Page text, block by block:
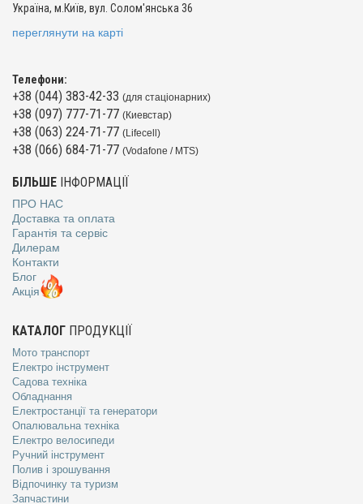
Україна, м.Київ, вул. Солом'янська 36
переглянути на карті
Телефони:
+38 (044) 383-42-33 (для стаціонарних)
+38 (097) 777-71-77 (Киевстар)
+38 (063) 224-71-77 (Lifecell)
+38 (066) 684-71-77 (Vodafone / MTS)
БІЛЬШЕ ІНФОРМАЦІЇ
ПРО НАС
Доставка та оплата
Гарантія та сервіс
Дилерам
Контакти
Блог
Акція
КАТАЛОГ ПРОДУКЦІЇ
Мото транспорт
Електро інструмент
Садова техніка
Обладнання
Електростанції та генератори
Опалювальна техніка
Електро велосипеди
Ручний інструмент
Полив і зрошування
Відпочинку та туризм
Запчастини